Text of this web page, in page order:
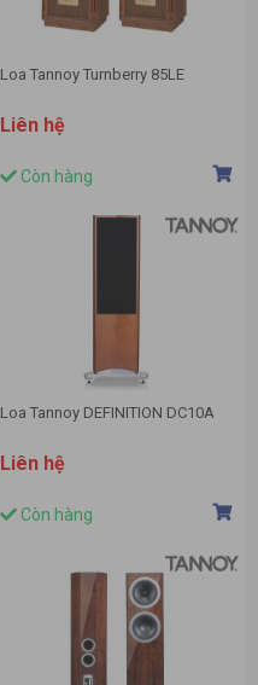
Loa Tannoy Turnberry 85LE
Liên hệ
Còn hàng
Loa Tannoy DEFINITION DC10A
Liên hệ
Còn hàng